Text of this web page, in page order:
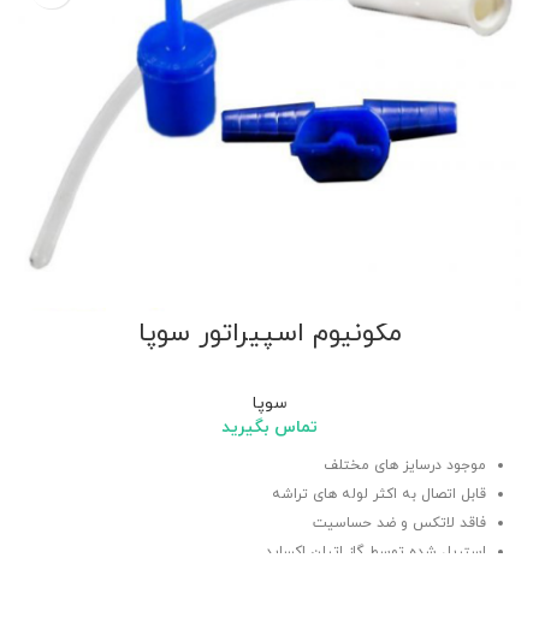
مکونیوم اسپیراتور سوپا
سوپا
تماس بگیرید
موجود درسایز های مختلف
قابل اتصال به اکثر لوله های تراشه
فاقد لاتکس و ضد حساسیت
استریل شده توسط گاز اتیلن اکساید